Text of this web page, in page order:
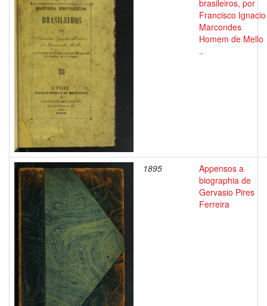
brasileiros, por
Francisco Ignacio
Marcondes
Homem de Mello
..
1895
Appensos a
biographia de
Gervasio Pires
Ferreira